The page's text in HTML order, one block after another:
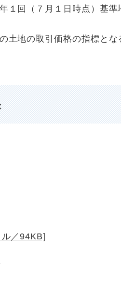
１回（７月１日時点）基準
土地の取引価格の指標とな
／94KB]